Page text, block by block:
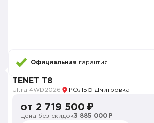
Официальная гарантия
TENET T8
Ultra 4WD2026 РОЛЬФ Дмитровка
от 2 719 500 ₽
Цена без скидок3 885 000 ₽